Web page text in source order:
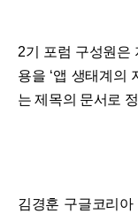
2기 포럼 구성원은
용을 ‘앱 생태계의
는 제목의 문서로
김경훈 구글코리아